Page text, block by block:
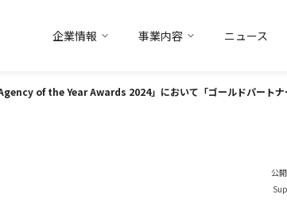
企業情報
コーポレートアイデンティティ トップメッセージ
事業内容
マーケティング ソリューション事業
ニュース
of the Year Awards 2024」において「ゴールドパートナ
公